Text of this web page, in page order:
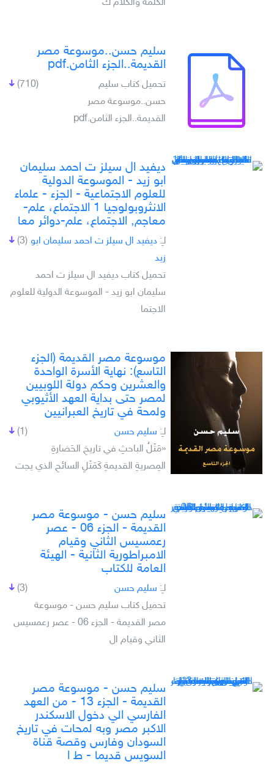
الكلمة والكلام ك
سليم حسن..موسوعة مصر
القديمة..الجزء الثامن.pdf
(710)
تحميل كتاب سليم
حسن..موسوعة مصر
القديمة..الجزء الثامن.pdf
ديفيد ال سيلز ت احمد سليمان
ابو زيد - الموسوعة الدولية
للعلوم الاجتماعية - الجزء - علماء
الانثروبولوجيا 1 الاجتماع، علم-
معاجم, الاجتماع، علم-دوائر معا
(3) لـِ: ديفيد ال سيلز ت احمد سليمان ابو
زيد
تحميل كتاب ديفيد ال سيلز ت احمد
سليمان ابو زيد - الموسوعة الدولية للعلوم
الاجتما
موسوعة مصر القديمة (الجزء
التاسع): نهاية الأسرة الواحدة
والعشرين وحكم دولة اللوبيين
لمصر حتى بداية العهد الأثيوبي
ولمحة في تاريخ العبرانيين
(1) لـِ: سليم حسن
«مَثَلُ الباحثِ في تاريخِ الحَضارةِ
المِصريةِ القديمةِ كَمَثَلِ السائحِ الذي يجت
سليم حسن - موسوعة مصر
القديمة - الجزء 06 - عصر
رعمسيس الثاني وقيام
الامبراطورية الثانية - الهيئة
العامة للكتاب
(3) لـِ: سليم حسن
تحميل كتاب سليم حسن - موسوعة
مصر القديمة - الجزء 06 - عصر رعمسيس
الثاني وقيام ال
سليم حسن - موسوعة مصر
القديمة - الجزء 13 - من العهد
الفارسي الي دخول الاسكندر
الاكبر مصر وبه لمحات في تاريخ
السودان وفارس وقصة قناة
السويس قديما - ط ا